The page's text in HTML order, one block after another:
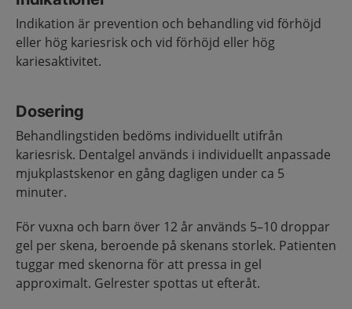
Indikation är prevention och behandling vid förhöjd
eller hög kariesrisk och vid förhöjd eller hög
kariesaktivitet.
Dosering
Behandlingstiden bedöms individuellt utifrån
kariesrisk. Dentalgel används i individuellt anpassade
mjukplastskenor en gång dagligen under ca 5
minuter.
För vuxna och barn över 12 år används 5–10 droppar
gel per skena, beroende på skenans storlek. Patienten
tuggar med skenorna för att pressa in gel
approximalt. Gelrester spottas ut efteråt.